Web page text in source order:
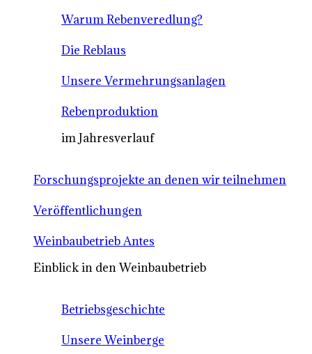
Warum Rebenveredlung?
Die Reblaus
Unsere Vermehrungsanlagen
Rebenproduktion
im Jahresverlauf
Forschungsprojekte an denen wir teilnehmen
Veröffentlichungen
Weinbaubetrieb Antes
Einblick in den Weinbaubetrieb
Betriebsgeschichte
Unsere Weinberge